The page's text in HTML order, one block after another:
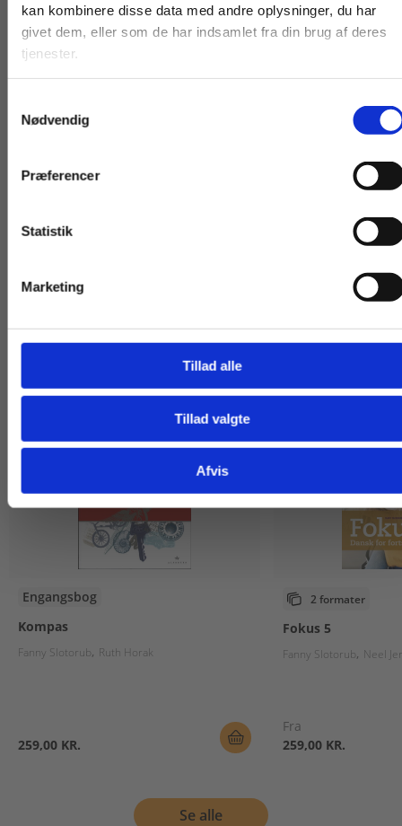
kan kombinere disse data med andre oplysninger, du har
givet dem, eller som de har indsamlet fra din brug af deres
tjenester.
Nødvendig
Præferencer
Statistik
Marketing
Tillad alle
Tillad valgte
Afvis
abonnementet gælder for alle lærere på skolen.
Abonnementet bliver automatisk fornyet to gange
årligt, indtil skolen opsiger aftalen. Abonnementet
Af samme forfatter
Engangsbog
Kompas
Fanny Slotorub Ruth Horak
259,00 KR.
2 formater
Fokus 5
Fanny Slotorub Neel
Fra
259,00 KR.
Se alle
studerende. Du får
vist priser inkl.
virksomheder. Du
får vist priser ekskl.
Gå til praxisOnline